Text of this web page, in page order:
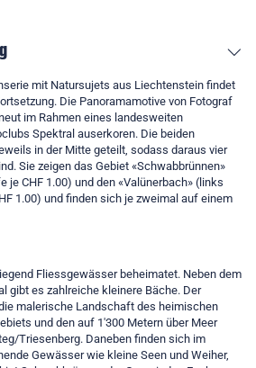
mit Natursujets aus Liechtenstein findet
Die Panoramamotive von Fotograf
im Rahmen eines landesweiten
Spektral auserkoren. Die beiden
in der Mitte geteilt, sodass daraus vier
Sie zeigen das Gebiet «Schwabbrünnen»
je CHF 1.00) und den «Valünerbach» (links
1.00) und finden sich je zweimal auf einem
Fliessgewässer beheimatet. Neben dem
gibt es zahlreiche kleinere Bäche. Der
malerische Landschaft des heimischen
und den auf 1'300 Metern über Meer
Triesenberg. Daneben finden sich im
Gewässer wie kleine Seen und Weiher,